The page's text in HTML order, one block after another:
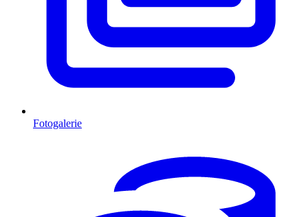
Fotogalerie